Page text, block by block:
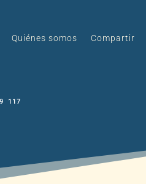
Quiénes somos Compartir
117